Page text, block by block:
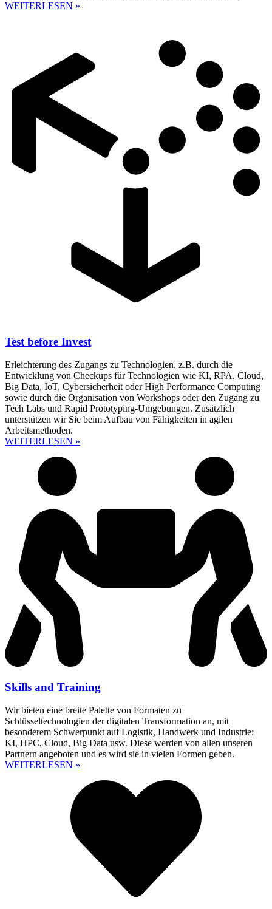
WEITERLESEN »
Test before Invest
Erleichterung des Zugangs zu Technologien, z.B. durch die
Entwicklung von Checkups für Technologien wie KI, RPA, Cloud,
Big Data, IoT, Cybersicherheit oder High Performance Computing
sowie durch die Organisation von Workshops oder den Zugang zu
Tech Labs und Rapid Prototyping-Umgebungen. Zusätzlich
unterstützen wir Sie beim Aufbau von Fähigkeiten in agilen
Arbeitsmethoden.
WEITERLESEN »
Skills and Training
Wir bieten eine breite Palette von Formaten zu
Schlüsseltechnologien der digitalen Transformation an, mit
besonderem Schwerpunkt auf Logistik, Handwerk und Industrie:
KI, HPC, Cloud, Big Data usw. Diese werden von allen unseren
Partnern angeboten und es wird sie in vielen Formen geben.
WEITERLESEN »